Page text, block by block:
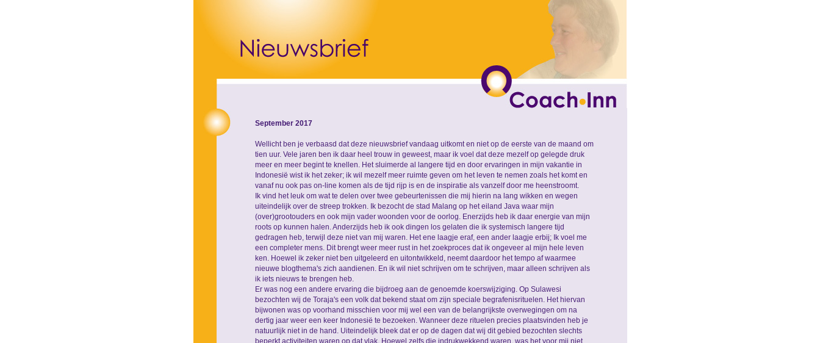
September 2017
Wellicht ben je verbaasd dat deze nieuwsbrief vandaag uitkomt en niet op de eerste van de maand om
tien uur. Vele jaren ben ik daar heel trouw in geweest, maar ik voel dat deze mezelf op gelegde druk
meer en meer begint te knellen. Het sluimerde al langere tijd en door ervaringen in mijn vakantie in
Indonesië wist ik het zeker; ik wil mezelf meer ruimte geven om het leven te nemen zoals het komt en
vanaf nu ook pas on-line komen als de tijd rijp is en de inspiratie als vanzelf door me heenstroomt.
Ik vind het leuk om wat te delen over twee gebeurtenissen die mij hierin na lang wikken en wegen
uiteindelijk over de streep trokken. Ik bezocht de stad Malang op het eiland Java waar mijn
(over)grootouders en ook mijn vader woonden voor de oorlog. Enerzijds heb ik daar energie van mijn
roots op kunnen halen. Anderzijds heb ik ook dingen los gelaten die ik systemisch langere tijd
gedragen heb, terwijl deze niet van mij waren. Het ene laagje eraf, een ander laagje erbij; Ik voel me
een completer mens. Dit brengt weer meer rust in het zoekproces dat ik ongeveer al mijn hele leven
ken. Hoewel ik zeker niet ben uitgeleerd en uitontwikkeld, neemt daardoor het tempo af waarmee
nieuwe blogthema's zich aandienen. En ik wil niet schrijven om te schrijven, maar alleen schrijven als
ik iets nieuws te brengen heb.
Er was nog een andere ervaring die bijdroeg aan de genoemde koerswijziging. Op Sulawesi
bezochten wij de Toraja's een volk dat bekend staat om zijn speciale begrafenisrituelen. Het hiervan
bijwonen was op voorhand misschien voor mij wel een van de belangrijkste overwegingen om na
dertig jaar weer een keer Indonesië te bezoeken. Wanneer deze rituelen precies plaatsvinden heb je
natuurlijk niet in de hand. Uiteindelijk bleek dat er op de dagen dat wij dit gebied bezochten slechts
beperkt activiteiten waren op dat vlak. Hoewel zelfs die indrukwekkend waren, was het voor mij niet